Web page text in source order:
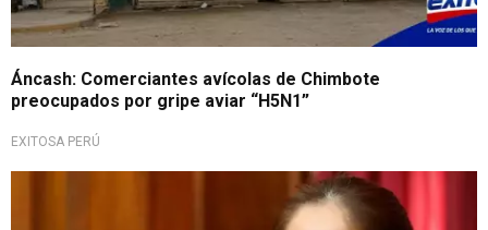
Áncash: Comerciantes avícolas de Chimbote
preocupados por gripe aviar “H5N1”
EXITOSA PERÚ